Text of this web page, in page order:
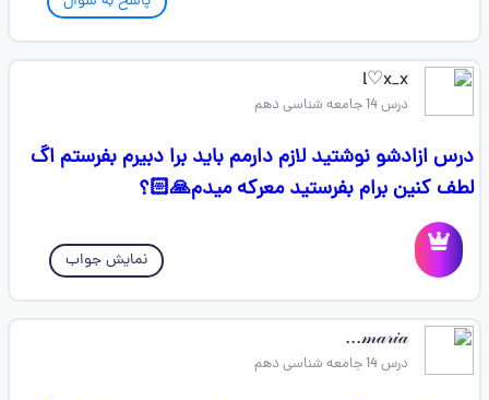
l♡x_x
درس 14 جامعه شناسی دهم
درس ازادشو نوشتید لازم دارمم باید برا دبیرم بفرستم اگ
لطف کنین برام بفرستید معرکه میدم🙏🏻؟
نمایش جواب
𝓂𝒶𝓇𝒾𝒶...
درس 14 جامعه شناسی دهم